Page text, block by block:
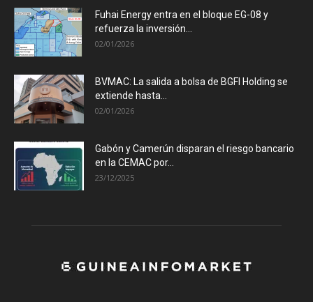
Fuhai Energy entra en el bloque EG-08 y
refuerza la inversión...
02/01/2026
BVMAC: La salida a bolsa de BGFI Holding se
extiende hasta...
02/01/2026
Gabón y Camerún disparan el riesgo bancario
en la CEMAC por...
23/12/2025